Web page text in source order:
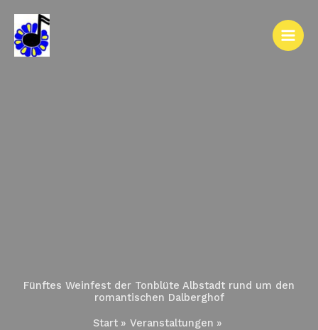
Inhalt
springen
Fünftes Weinfest der Tonblüte Albstadt rund um den
romantischen Dalberghof
Start
Veranstaltungen
R
C